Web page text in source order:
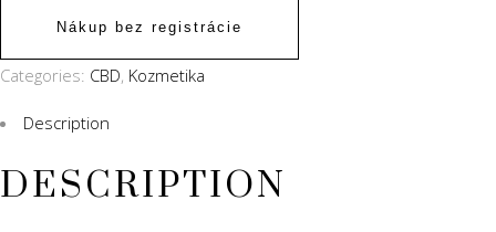
Nákup bez registrácie
Categories: CBD, Kozmetika
Description
DESCRIPTION